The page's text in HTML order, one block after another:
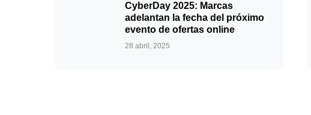
CyberDay 2025: Marcas
adelantan la fecha del próximo
evento de ofertas online
28 abril, 2025